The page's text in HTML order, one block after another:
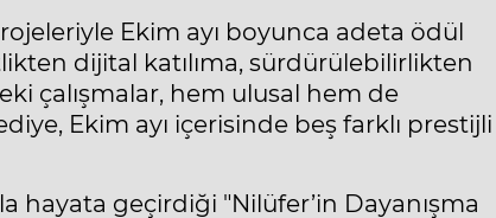
Ekim ayı boyunca adeta ödül
dijital katılıma, sürdürülebilirlikten
çalışmalar, hem ulusal hem de
Ekim ayı içerisinde beş farklı prestijli
hayata geçirdiği "Nilüfer’in Dayanışma